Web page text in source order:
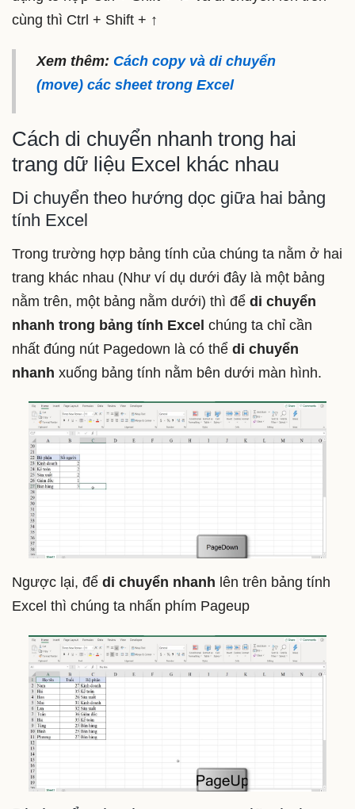
cùng thì Ctrl + Shift + ↑
Xem thêm: Cách copy và di chuyển
(move) các sheet trong Excel
Cách di chuyển nhanh trong hai
trang dữ liệu Excel khác nhau
Di chuyển theo hướng dọc giữa hai bảng
tính Excel
Trong trường hợp bảng tính của chúng ta nằm ở hai
trang khác nhau (Như ví dụ dưới đây là một bảng
nằm trên, một bảng nằm dưới) thì để di chuyển
nhanh trong bảng tính Excel chúng ta chỉ cần
nhất đúng nút Pagedown là có thể di chuyển
nhanh xuống bảng tính nằm bên dưới màn hình.
Ngược lại, để di chuyển nhanh lên trên bảng tính
Excel thì chúng ta nhấn phím Pageup